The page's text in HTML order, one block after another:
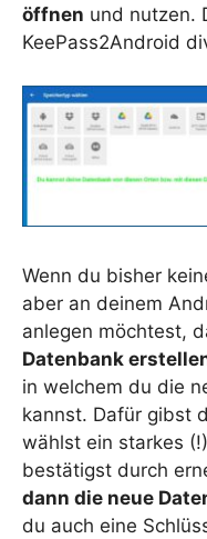
öffnen und nutzen.
KeePass2Android
Wenn du bisher
aber an deinem
anlegen möchtest,
Datenbank
in welchem du die
kannst. Dafür gibst
wählst ein starkes (!)
bestätigst durch
dann die neue
du auch eine